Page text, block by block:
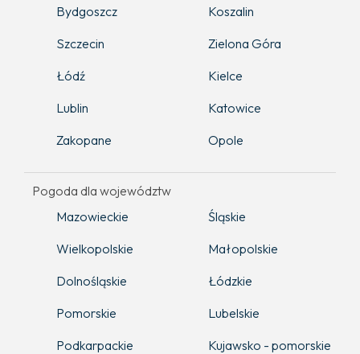
Bydgoszcz
Koszalin
Szczecin
Zielona Góra
Łódź
Kielce
Lublin
Katowice
Zakopane
Opole
Pogoda dla województw
Mazowieckie
Śląskie
Wielkopolskie
Małopolskie
Dolnośląskie
Łódzkie
Pomorskie
Lubelskie
Podkarpackie
Kujawsko - pomorskie